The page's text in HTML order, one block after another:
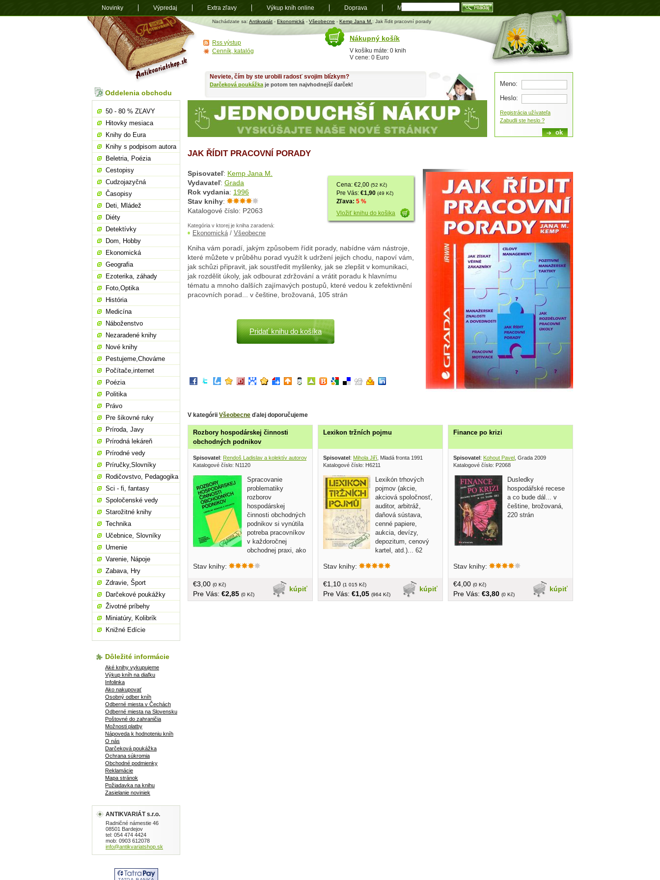
Antikvariát
shop.sk
Nachádzate sa: Antikvariát - Ekonomická - Všeobecne - Kemp Jana M. : Jak řídit pracovní porady
JAK ŘÍDIT PRACOVNÍ PORADY
Cena: €2,00 (52 Kč)
Pre Vás: €1,90 (49 Kč)
Zľava: 5 %
Vložiť knihu do košika
Spisovateľ: Kemp Jana M.
Vydavateľ: Grada
Rok vydania: 1996
Stav knihy:
Katalogové číslo: P2063
Kategória v ktorej je kniha zaradená:
Ekonomická/ Všeobecne
Kniha vám poradí, jakým způsobem řídit porady, nabídne vám nástroje,
které můžete v průběhu porad využít k udržení jejich chodu, napoví vám,
jak schůzi připravit, jak soustředit myšlenky, jak se zlepšit v komunikaci,
jak rozdělit úkoly, jak odbourat zdržování a vrátit poradu k hlavnímu
tématu a mnoho dalších zajímavých postupů, které vedou k zefektivnění
pracovních porad... v češtine, brožovaná, 105 strán
Pridať knihu do košíka
V kategórii Všeobecne ďalej doporučujeme
Rozbory hospodárskej činnosti
obchodných podnikov
Spisovatel: Rendoš Ladislav a kolektív autorov, Slovenské pedagogické nakladateľstvo 1976
Katalogové číslo: N1120
Spracovanie
problematiky
rozborov
hospodárskej
činnosti obchodných
podnikov si vynútila
potreba pracovníkov
v každoročnej
obchodnej praxi, ako
Vysokej školy ekonomickej, ktorí v
rozborov hospodárskej činnosti
obchodných podnikov, prípadne ktorí si
chcú svoje vedomosti prehĺbiť a použiť
Stav knihy:
kúpiť
€3,00 (0 Kč)
Pre Vás: €2,85 (0 Kč)
Lexikon tržních pojmu
Spisovatel: Mihola Jiří , Mladá fronta 1991
Katalogové číslo: H6211
Lexikón trhových
pojmov (akcie,
akciová spoločnosť,
auditor, arbitráž,
daňová sústava,
cenné papiere,
aukcia, devízy,
depozitum, cenový
kartel, atd.)... 62
Stav knihy:
kúpiť
€1,10 (1 015 Kč)
Pre Vás: €1,05 (964 Kč)
Finance po krizi
Spisovatel: Kohout Pavel , Grada 2009
Katalogové číslo: P2068
Dusledky
hospodářské recese
a co bude dál... v
češtine, brožovaná,
220 strán
Stav knihy:
kúpiť
€4,00 (0 Kč)
Pre Vás: €3,80 (0 Kč)
Neviete, čím by ste urobili radosť svojim blízkym?
Darčeková poukážka je potom ten najvhodnejší darček!
Oddelenia obchodu
50 - 80 % ZĽAVY
Hitovky mesiaca
Knihy do Eura
Knihy s podpisom autora
Beletria, Poézia
Cestopisy
Cudzojazyčná
Časopisy
Deti, Mládež
Diéty
Detektívky
Dom, Hobby
Ekonomická
Geografia
Ezoterika, záhady
Foto,Optika
História
Medicína
Náboženstvo
Nezaradené knihy
Nové knihy
Pestujeme,Chováme
Počítače,internet
Poézia
Politika
Právo
Pre šikovné ruky
Príroda, Javy
Prírodná lekáreň
Prírodné vedy
Príručky,Slovníky
Rodičovstvo, Pedagogika
Sci - fi, fantasy
Spoločenské vedy
Starožitné knihy
Technika
Učebnice, Slovníky
Umenie
Varenie, Nápoje
Zabava, Hry
Zdravie, Šport
Darčekové poukážky
Životné príbehy
Miniatúry, Kolibrík
Knižné Edície
Dôležité informácie
Aké knihy vykupujeme
Výkup kníh na diaľku
Infolinka
Ako nakupovať
Osobný odber kníh
Odberné miesta v Čechách
Odberné miesta na Slovensku
Poštovné do zahraničia
Možnosti platby
Nápoveda k hodnoteniu kníh
O nás
Darčeková poukážka
Ochrana súkromia
Obchodné podmienky
Reklamácie
Mapa stránok
Požiadavka na knihu
Zasielanie noviniek
ANTIKVARIÁT s.r.o.
Radničné námestie 46
08501 Bardejov
tel: 054 474 4424
mob: 0903 612078
info@antikvariatshop.sk
Meno:
Heslo:
Registrácia užívateľa
Zabudli ste heslo ?
Nákupný košík
V košíku máte: 0 knih
V cene: 0 Euro
Rss výstup
Cenník, katalóg
Novinky Výpredaj Extra zľavy Výkup kníh online Doprava Mapa